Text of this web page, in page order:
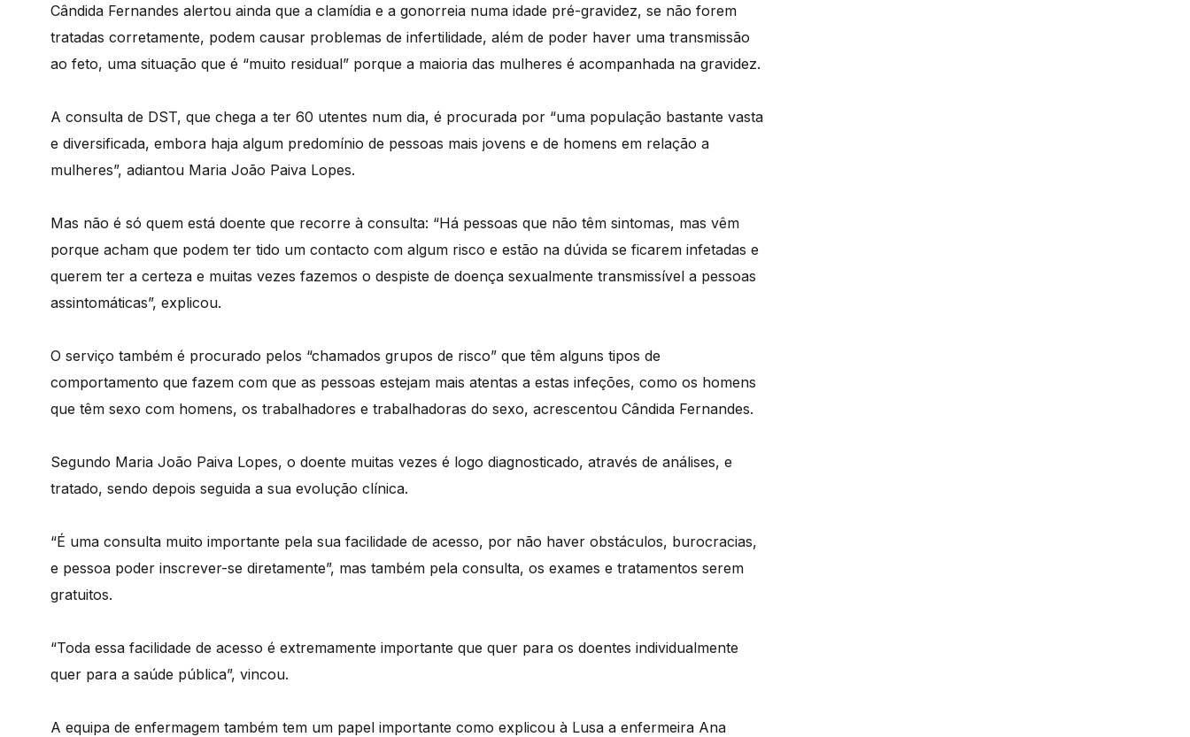
Cândida Fernandes alertou ainda que a clamídia e a gonorreia numa idade pré-gravidez, se não forem
tratadas corretamente, podem causar problemas de infertilidade, além de poder haver uma transmissão
ao feto, uma situação que é “muito residual” porque a maioria das mulheres é acompanhada na gravidez.
A consulta de DST, que chega a ter 60 utentes num dia, é procurada por “uma população bastante vasta
e diversificada, embora haja algum predomínio de pessoas mais jovens e de homens em relação a
mulheres”, adiantou Maria João Paiva Lopes.
Mas não é só quem está doente que recorre à consulta: “Há pessoas que não têm sintomas, mas vêm
porque acham que podem ter tido um contacto com algum risco e estão na dúvida se ficarem infetadas e
querem ter a certeza e muitas vezes fazemos o despiste de doença sexualmente transmissível a pessoas
assintomáticas”, explicou.
O serviço também é procurado pelos “chamados grupos de risco” que têm alguns tipos de
comportamento que fazem com que as pessoas estejam mais atentas a estas infeções, como os homens
que têm sexo com homens, os trabalhadores e trabalhadoras do sexo, acrescentou Cândida Fernandes.
Segundo Maria João Paiva Lopes, o doente muitas vezes é logo diagnosticado, através de análises, e
tratado, sendo depois seguida a sua evolução clínica.
“É uma consulta muito importante pela sua facilidade de acesso, por não haver obstáculos, burocracias,
e pessoa poder inscrever-se diretamente”, mas também pela consulta, os exames e tratamentos serem
gratuitos.
“Toda essa facilidade de acesso é extremamente importante que quer para os doentes individualmente
quer para a saúde pública”, vincou.
A equipa de enfermagem também tem um papel importante como explicou à Lusa a enfermeira Ana